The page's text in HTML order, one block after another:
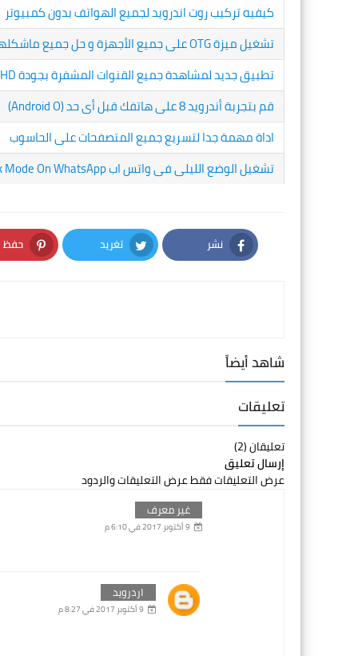
كيفيه تركيب روت اندرويد لجميع الهواتف بدون كمبيوتر
تشغيل ميزة OTG على جميع الأجهزة و حل جميع ماشكلها
تطبيق جديد لمشاهدة جميع القنوات المشفرة بجودة HD و بدون اعلانات
قم بتجربة أندرويد 8 على هاتفك قبل أى حد (Android O)
اداة مهمة جدا لتسريع جميع المتصفحات على الحاسوب
تشغيل الوضع الليلى فى واتس اب Dark Mode On WhatsApp
نشر
Facebook
تغريد
Twitter
حفظ
شاهد أيضاً
تعليقات
تعليقان (2)
إرسال تعليق
عرض التعليقات فقطعرض التعليقات والردود
غير معرف
9 أكتوبر 2017 في 6:10 م
اردرويد
9 أكتوبر 2017 في 8:27 م